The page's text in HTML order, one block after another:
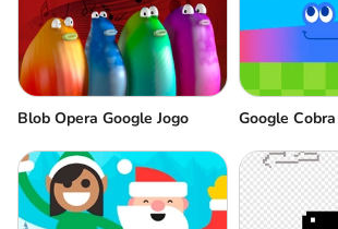
Blob Opera Google Jogo Google Cobra